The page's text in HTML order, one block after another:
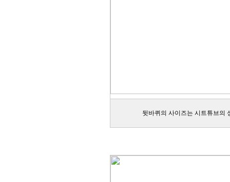
뒷바퀴의 사이즈는 시트튜브의